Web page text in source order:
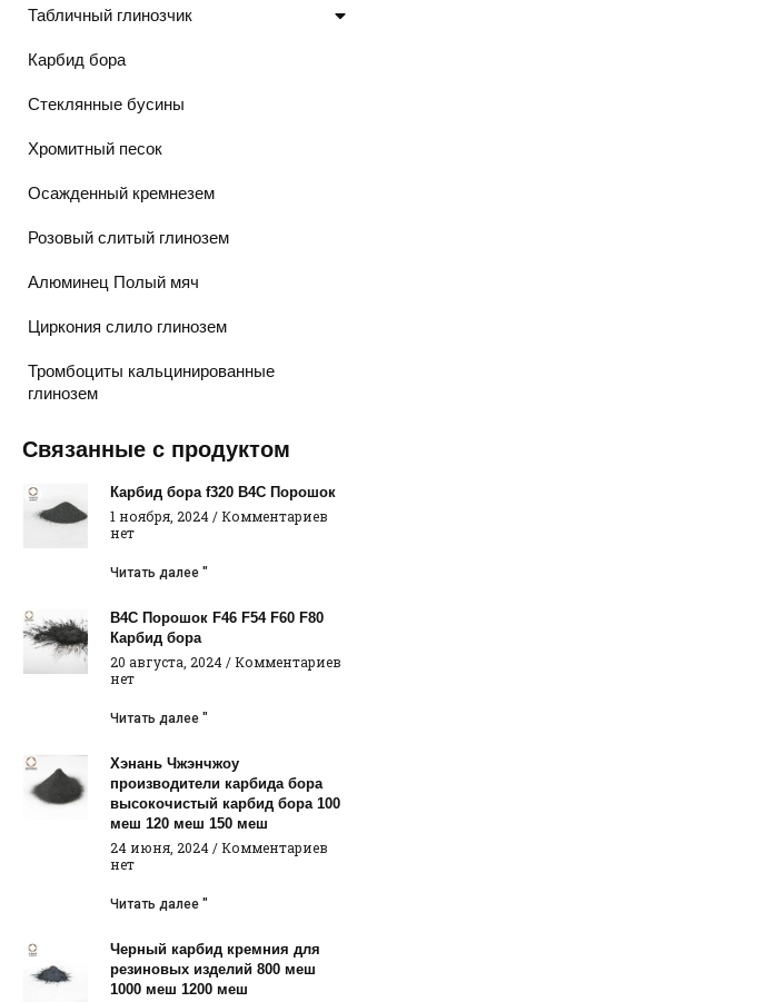
Табличный глинозчик
Карбид бора
Стеклянные бусины
Хромитный песок
Осажденный кремнезем
Розовый слитый глинозем
Алюминец Полый мяч
Циркония слило глинозем
Тромбоциты кальцинированные
глинозем
Связанные с продуктом
Карбид бора f320 B4C Порошок
1 ноября, 2024 Комментариев
нет
Читать далее "
B4C Порошок F46 F54 F60 F80
Карбид бора
20 августа, 2024 Комментариев
нет
Читать далее "
Хэнань Чжэнчжоу
производители карбида бора
высокочистый карбид бора 100
меш 120 меш 150 меш
24 июня, 2024 Комментариев
нет
Читать далее "
Черный карбид кремния для
резиновых изделий 800 меш
1000 меш 1200 меш